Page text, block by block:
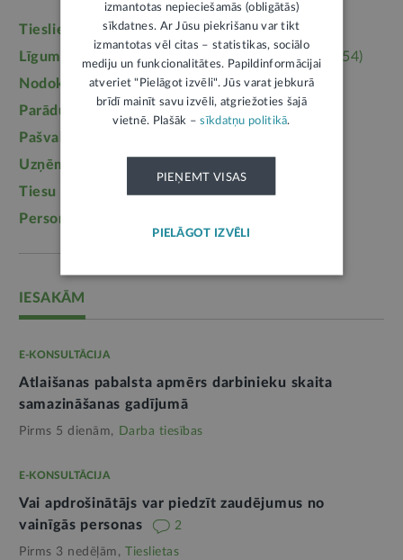
Tieslietas (6246) Darba tiesības(5764)
Līgumi, dokumenti
(5364) Īpašumtiesības(3954)
Nodokļi
(3710) Mājoklis(3142)
Parādu piedziņa
Labklājība
(2254)
Pašvaldības
Uzņēmējdarbība
Tiesu sistēma
(1099) Izglītība(1095)
Personas dati
IESAKĀM
E-KONSULTĀCIJA
Atlaišanas pabalsta apmērs darbinieku skaita
samazināšanas gadījumā
Pirms 5 dienām, Darba tiesības
E-KONSULTĀCIJA
Vai apdrošinātājs var piedzīt zaudējumus no
vainīgās personas
2
Pirms 3 nedēļām, Tieslietas
izmantotas nepieciešamās (obligātās)
sīkdatnes. Ar Jūsu piekrišanu var tikt
izmantotas vēl citas – statistikas, sociālo
mediju un funkcionalitātes. Papildinformācijai
atveriet "Pielāgot izvēli". Jūs varat jebkurā
brīdī mainīt savu izvēli, atgriežoties šajā
vietnē. Plašāk –sīkdatņu politikā.
PIEŅEMT VISAS
PIELĀGOT IZVĒLI